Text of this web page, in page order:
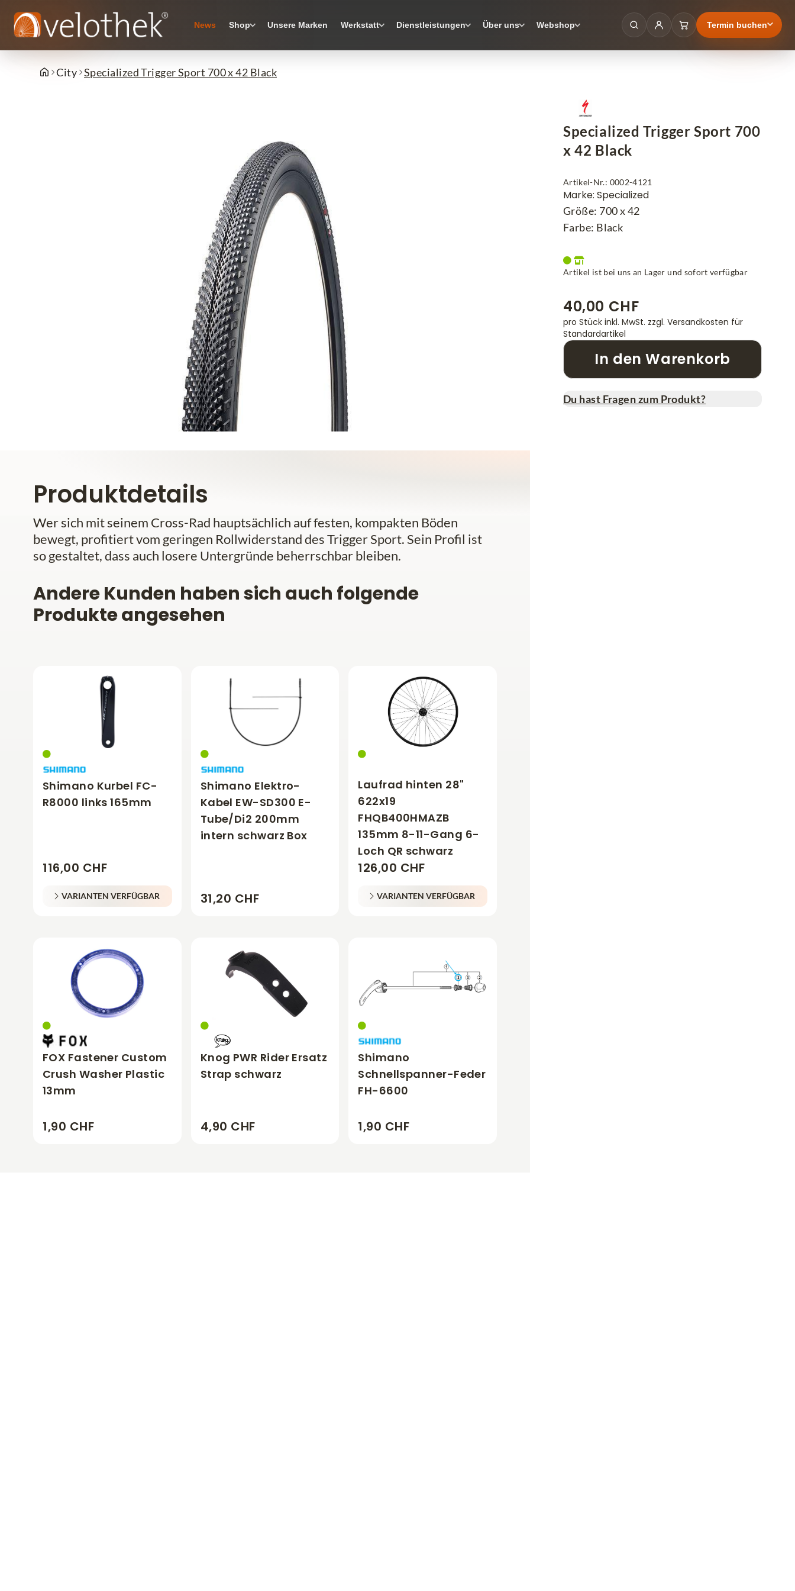
News Shop Unsere Marken Werkstatt Dienstleistungen Über uns Webshop Termin buchen
City Specialized Trigger Sport 700 x 42 Black
Produktdetails
Wer sich mit seinem Cross-Rad hauptsächlich auf festen, kompakten Böden
bewegt, profitiert vom geringen Rollwiderstand des Trigger Sport. Sein Profil ist
so gestaltet, dass auch losere Untergründe beherrschbar bleiben.
Andere Kunden haben sich auch folgende
Produkte angesehen
Shimano Kurbel FC-
R8000 links 165mm
116,00 CHF
VARIANTEN VERFÜGBAR
Shimano Elektro-
Kabel EW-SD300 E-
Tube/Di2 200mm
intern schwarz Box
31,20 CHF
Laufrad hinten 28"
622x19
FHQB400HMAZB
135mm 8-11-Gang 6-
Loch QR schwarz
126,00 CHF
VARIANTEN VERFÜGBAR
FOX Fastener Custom
Crush Washer Plastic
13mm
1,90 CHF
Knog PWR Rider Ersatz
Strap schwarz
4,90 CHF
Shimano
Schnellspanner-Feder
FH-6600
1,90 CHF
Specialized Trigger Sport 700
x 42 Black
Artikel-Nr.: 0002-4121
Marke: Specialized
Größe: 700 x 42
Farbe: Black
Artikel ist bei uns an Lager und sofort verfügbar
40,00 CHF
pro Stück inkl. MwSt. zzgl. Versandkosten für
Standardartikel
In den Warenkorb
Du hast Fragen zum Produkt?